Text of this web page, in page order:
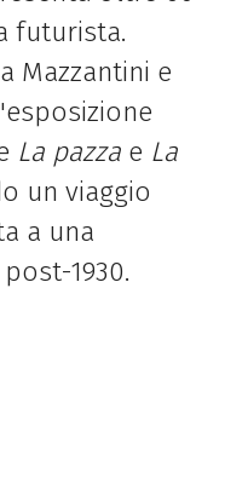
futurista.
Mazzantini e
La pazzae La
un viaggio
a una
1930.